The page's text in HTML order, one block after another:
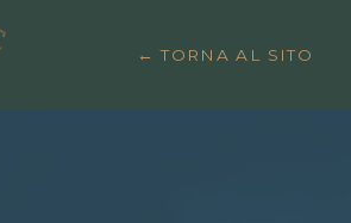
← TORNA AL SITO